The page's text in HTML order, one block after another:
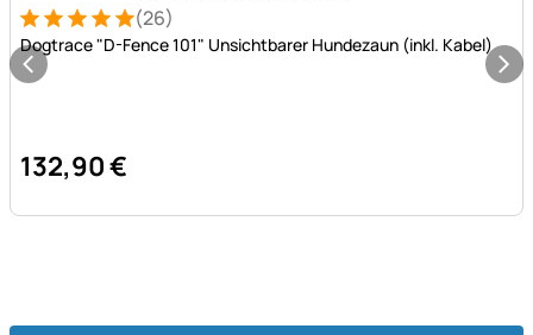
Bewertung: 5 von 5 (26 Bewertungen)
26 Bewertungen
(26)
Dogtrace "D-Fence 101" Unsichtbarer Hundezaun (inkl. Kabel)
132,90€